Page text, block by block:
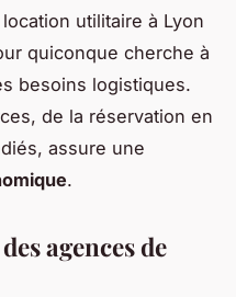
utilitaire à Lyon
quiconque cherche à
besoins logistiques.
de la réservation en
assure une
.
agences de